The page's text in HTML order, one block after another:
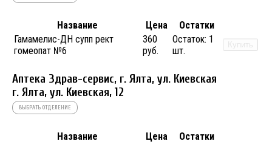
Название Цена
Остатки
Гамамелис-ДН супп рект
гомеопат №6
360
руб.
Остаток: 1
шт.
Купить
Аптека Здрав-сервис, г. Ялта, ул. Киевская
г. Ялта, ул. Киевская, 12
ВЫБРАТЬ ОТДЕЛЕНИЕ
Название Цена
Остатки